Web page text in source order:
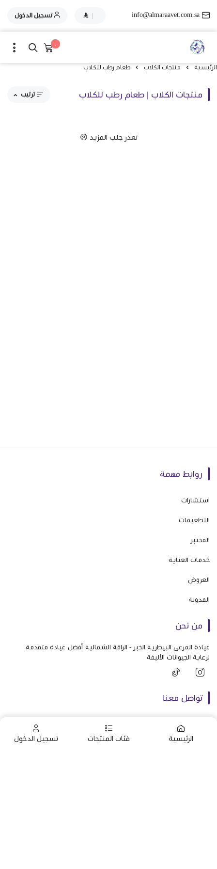
الرئيسية فئات المنتجات تسجيل الدخول
info@almaraavet.com.sa
| تسجيل الدخول
٠
الرئيسية منتجات الكلاب طعام رطب للكلاب
منتجات الكلاب | طعام رطب للكلاب ترتيب
الاكثر مبيعاً
تعذر جلب المزيد 😢
روابط مهمة
استشارات
التطعيمات
المختبر
خدمات العناية
العروض
المدونة
من نحن
عيادة المرعى البيطرية الخبر - الراقة الشمالية أفضل عيادة متقدمة
لرعاية الجيوانات الأليفة
تواصل معنا
+966592161395
+966592161395